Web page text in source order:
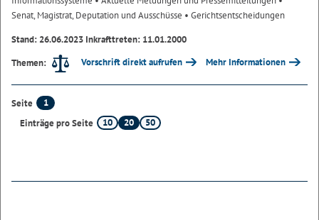
Senat, Magistrat, Deputation und Ausschüsse • Gerichtsentscheidungen
Stand: 26.06.2023 Inkrafttreten: 11.01.2000
Themen:
Vorschrift direkt aufrufen Mehr Informationen
Seite
1
Einträge pro Seite
10 20 50